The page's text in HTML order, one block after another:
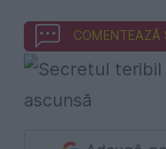
COMENTEAZĂ